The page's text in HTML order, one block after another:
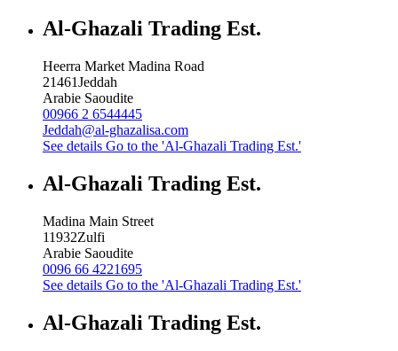
Al-Ghazali Trading Est.
Heerra Market Madina Road
21461Jeddah
Arabie Saoudite
00966 2 6544445
Jeddah@al-ghazalisa.com
See details Go to the 'Al-Ghazali Trading Est.'
Al-Ghazali Trading Est.
Madina Main Street
11932Zulfi
Arabie Saoudite
0096 66 4221695
See details Go to the 'Al-Ghazali Trading Est.'
Al-Ghazali Trading Est.